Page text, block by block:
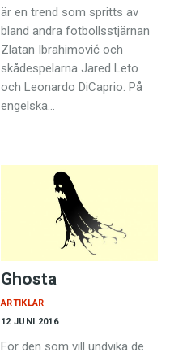
är en trend som spritts av
bland andra fotbollsstjärnan
Zlatan Ibrahimović och
skådespelarna Jared Leto
och Leonardo DiCaprio. På
engelska…
Ghosta
12 JUNI 2016
ARTIKLAR
För den som vill undvika de